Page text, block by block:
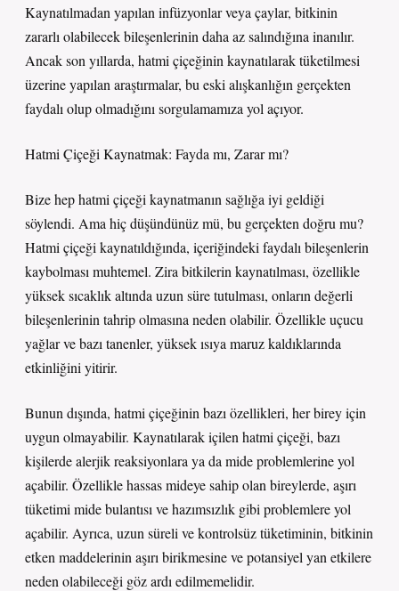
Kaynatılmadan yapılan infüzyonlar veya çaylar, bitkinin
zararlı olabilecek bileşenlerinin daha az salındığına inanılır.
Ancak son yıllarda, hatmi çiçeğinin kaynatılarak tüketilmesi
üzerine yapılan araştırmalar, bu eski alışkanlığın gerçekten
faydalı olup olmadığını sorgulamamıza yol açıyor.
Hatmi Çiçeği Kaynatmak: Fayda mı, Zarar mı?
Bize hep hatmi çiçeği kaynatmanın sağlığa iyi geldiği
söylendi. Ama hiç düşündünüz mü, bu gerçekten doğru mu?
Hatmi çiçeği kaynatıldığında, içeriğindeki faydalı bileşenlerin
kaybolması muhtemel. Zira bitkilerin kaynatılması, özellikle
yüksek sıcaklık altında uzun süre tutulması, onların değerli
bileşenlerinin tahrip olmasına neden olabilir. Özellikle uçucu
yağlar ve bazı tanenler, yüksek ısıya maruz kaldıklarında
etkinliğini yitirir.
Bunun dışında, hatmi çiçeğinin bazı özellikleri, her birey için
uygun olmayabilir. Kaynatılarak içilen hatmi çiçeği, bazı
kişilerde alerjik reaksiyonlara ya da mide problemlerine yol
açabilir. Özellikle hassas mideye sahip olan bireylerde, aşırı
tüketimi mide bulantısı ve hazımsızlık gibi problemlere yol
açabilir. Ayrıca, uzun süreli ve kontrolsüz tüketiminin, bitkinin
etken maddelerinin aşırı birikmesine ve potansiyel yan etkilere
neden olabileceği göz ardı edilmemelidir.